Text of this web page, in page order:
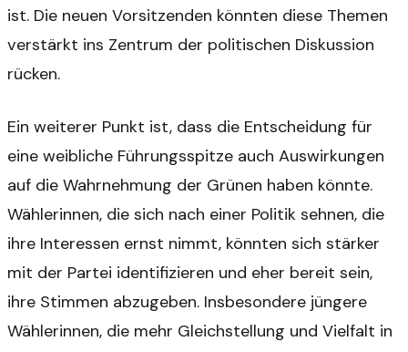
ist. Die neuen Vorsitzenden könnten diese Themen
verstärkt ins Zentrum der politischen Diskussion
rücken.
Ein weiterer Punkt ist, dass die Entscheidung für
eine weibliche Führungsspitze auch Auswirkungen
auf die Wahrnehmung der Grünen haben könnte.
Wählerinnen, die sich nach einer Politik sehnen, die
ihre Interessen ernst nimmt, könnten sich stärker
mit der Partei identifizieren und eher bereit sein,
ihre Stimmen abzugeben. Insbesondere jüngere
Wählerinnen, die mehr Gleichstellung und Vielfalt in